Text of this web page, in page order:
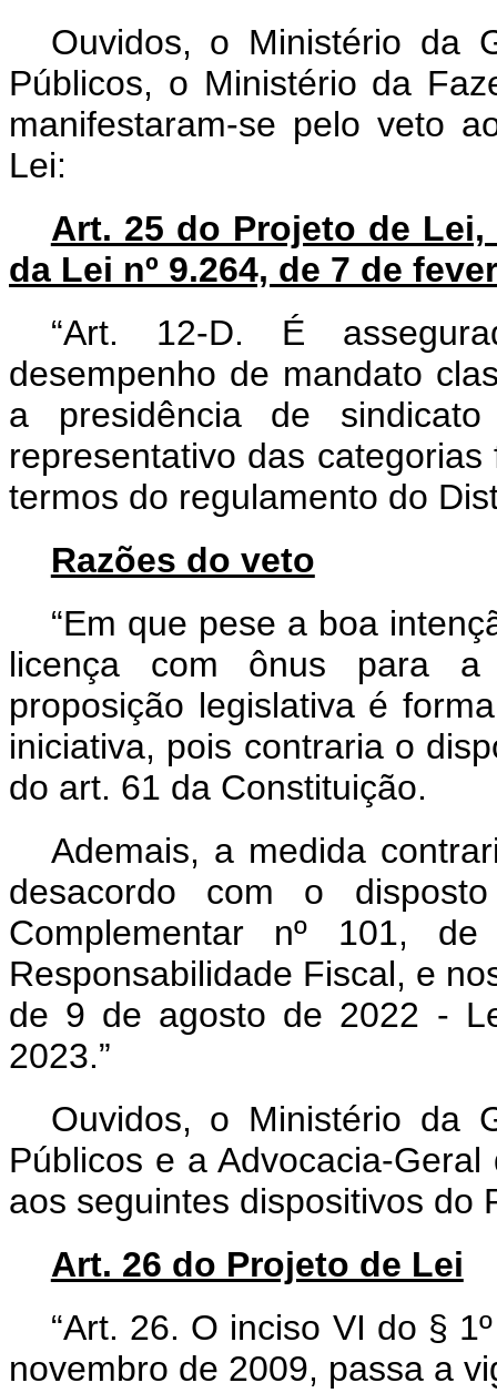
Ouvidos, o Ministério da
Públicos, o Ministério da
manifestaram-se pelo veto
Lei:
Art. 25 do Projeto de
da Lei nº 9.264, de 7 de
“Art. 12-D. É
desempenho de mandato
a presidência de
representativo das
termos do regulamento do
Razões do veto
“Em que pese a boa
licença com ônus para a
proposição legislativa é
iniciativa, pois contraria o
do art. 61 da Constituição.
Ademais, a medida
desacordo com o
Complementar nº 101,
Responsabilidade Fiscal, e
de 9 de agosto de 2022 -
2023.”
Ouvidos, o Ministério da
Públicos e a Advocacia-
aos seguintes dispositivos do
Art. 26 do Projeto de Lei
“Art. 26. O inciso VI do §
novembro de 2009, passa a